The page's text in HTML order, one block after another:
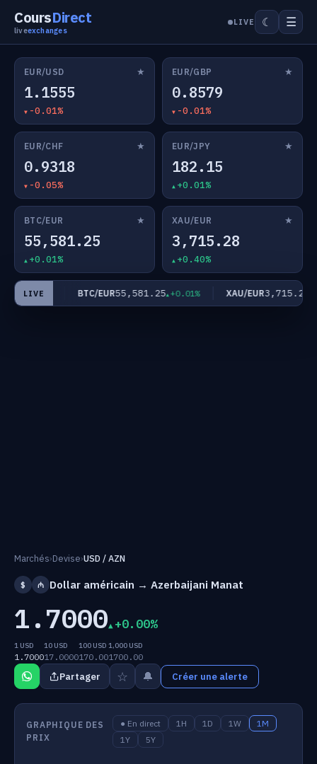
CoursDirect
liveexchanges
LIVE ☾ ☰
EUR/USD ★
1.1555
-0.01%
EUR/GBP ★
0.8579
-0.01%
EUR/CHF ★
0.9318
-0.05%
EUR/JPY ★
182.15
+0.01%
BTC/EUR ★
55,581.25
+0.01%
XAU/EUR ★
3,715.28
+0.40%
LIVE
+0.01% BTC/EUR55,581.25 +0.01% XAU/EUR3,715.28
Marchés›Devise›USD / AZN
$ ₼ Dollar américain → Azerbaijani Manat
1.7000 +0.00%
1 USD
1.7000
10 USD
17.0000
100 USD
170.00
1,000 USD
1700.00
Partager ☆ 🔔 Créer une alerte
GRAPHIQUE DES
PRIX
● En direct 1H 1D 1W
1M
1Y
5Y